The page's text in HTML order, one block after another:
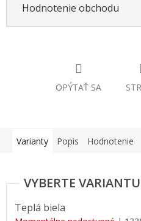
Hodnotenie obchodu
OPÝTAŤ SA
Varianty Popis Hodnotenie
Teplá biela